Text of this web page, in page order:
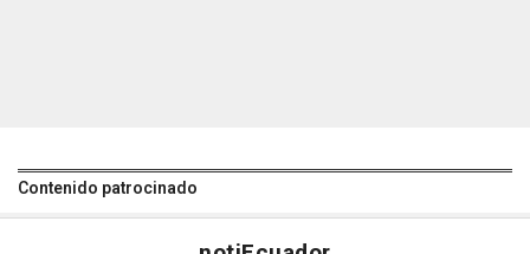
Contenido patrocinado